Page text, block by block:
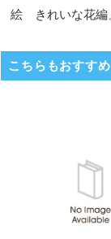
絵 きれいな花編
こちらもおすすめ